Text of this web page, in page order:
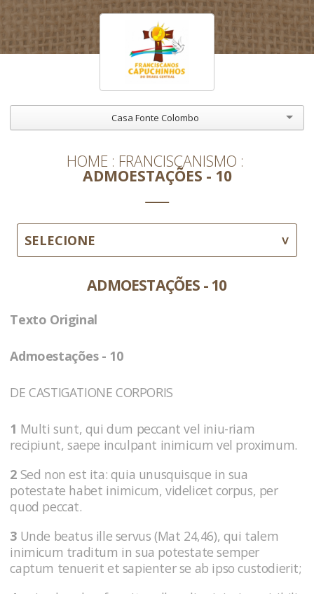
Casa Fonte Colombo
HOME FRANCISCANISMO
ADMOESTAÇÕES - 10
SELECIONE
ADMOESTAÇÕES - 10
Texto Original
Admoestações - 10
DE CASTIGATIONE CORPORIS
1 Multi sunt, qui dum peccant vel iniu-riam
recipiunt, saepe inculpant inimicum vel proximum.
2 Sed non est ita: quia unusquisque in sua
potestate habet inimicum, videlicet corpus, per
quod peccat.
3 Unde beatus ille servus (Mat 24,46), qui talem
inimicum traditum in sua potestate semper
captum tenuerit et sapienter se ab ipso custodierit;